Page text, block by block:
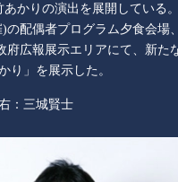
かりの演出を展開している
の配偶者プログラム夕食会場
府広報展示エリアにて、新た
り」を展示した。
：三城賢士